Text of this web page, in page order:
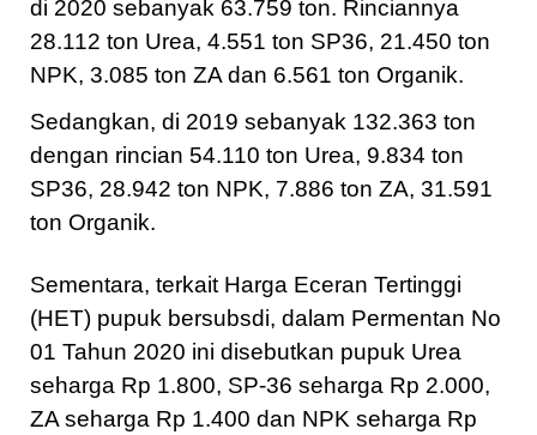
di 2020 sebanyak 63.759 ton. Rinciannya
28.112 ton Urea, 4.551 ton SP36, 21.450 ton
NPK, 3.085 ton ZA dan 6.561 ton Organik.
Sedangkan, di 2019 sebanyak 132.363 ton
dengan rincian 54.110 ton Urea, 9.834 ton
SP36, 28.942 ton NPK, 7.886 ton ZA, 31.591
ton Organik.
Sementara, terkait Harga Eceran Tertinggi
(HET) pupuk bersubsdi, dalam Permentan No
01 Tahun 2020 ini disebutkan pupuk Urea
seharga Rp 1.800, SP-36 seharga Rp 2.000,
ZA seharga Rp 1.400 dan NPK seharga Rp